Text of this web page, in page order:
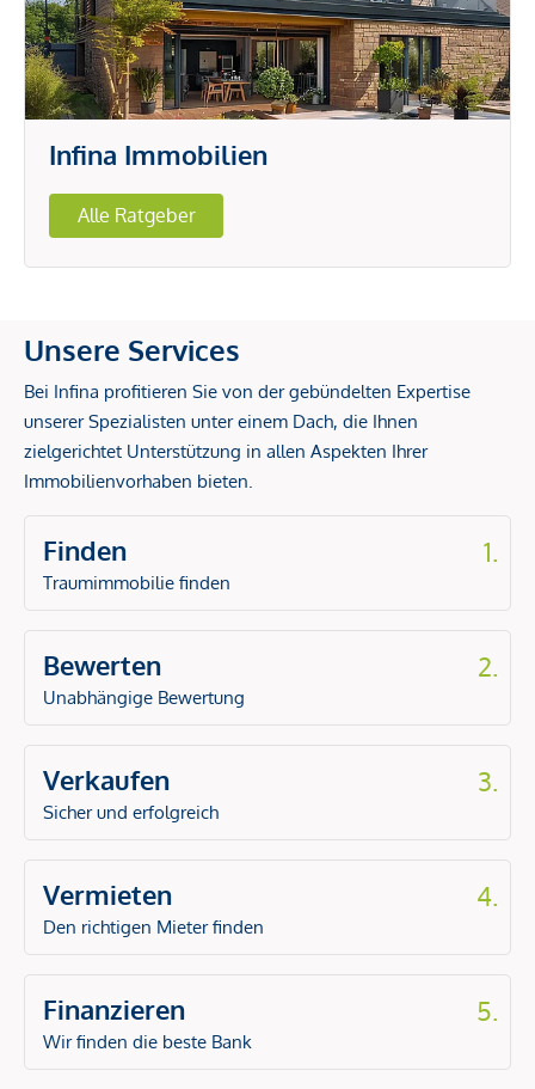
Infina Immobilien
Alle Ratgeber
Unsere Services
Bei Infina profitieren Sie von der gebündelten Expertise
unserer Spezialisten unter einem Dach, die Ihnen
zielgerichtet Unterstützung in allen Aspekten Ihrer
Immobilienvorhaben bieten.
Finden
Traumimmobilie finden
1.
Bewerten
Unabhängige Bewertung
2.
Verkaufen
Sicher und erfolgreich
3.
Vermieten
Den richtigen Mieter finden
4.
Finanzieren
Wir finden die beste Bank
5.